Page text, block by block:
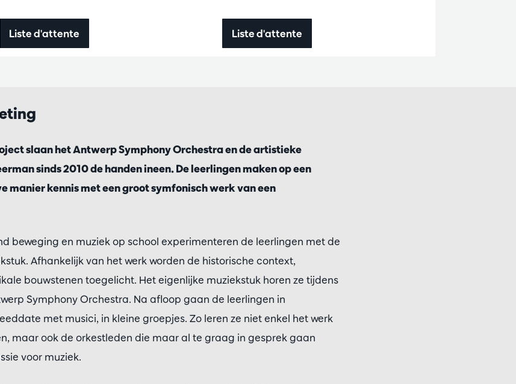
Liste d'attente Liste d'attente
slaan het Antwerp Symphony Orchestra en de artistieke
sinds 2010 de handen ineen. De leerlingen maken op een
manier kennis met een groot symfonisch werk van een
beweging en muziek op school experimenteren de leerlingen met de
Afhankelijk van het werk worden de historische context,
bouwstenen toegelicht. Het eigenlijke muziekstuk horen ze tijdens
Symphony Orchestra. Na afloop gaan de leerlingen in
met musici, in kleine groepjes. Zo leren ze niet enkel het werk
maar ook de orkestleden die maar al te graag in gesprek gaan
voor muziek.